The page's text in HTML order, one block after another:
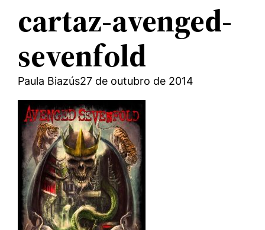
cartaz-avenged-
sevenfold
Paula Biazús27 de outubro de 2014